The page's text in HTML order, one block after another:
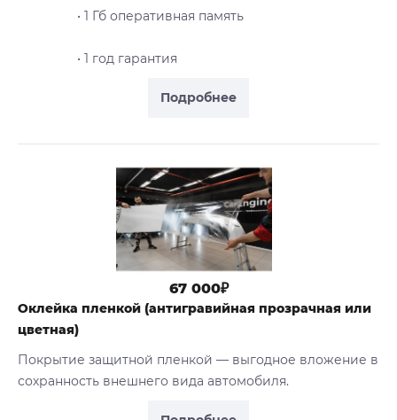
Подробнее
• 1 Гб оперативная память
• 1 год гарантия
67 000₽
Оклейка пленкой (антигравийная прозрачная или
цветная)
Покрытие защитной пленкой — выгодное вложение в
сохранность внешнего вида автомобиля.